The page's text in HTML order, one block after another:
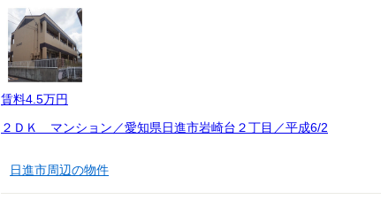
賃料4.5万円
２ＤＫ マンション／愛知県日進市岩崎台２丁目／平成6/2
日進市周辺の物件